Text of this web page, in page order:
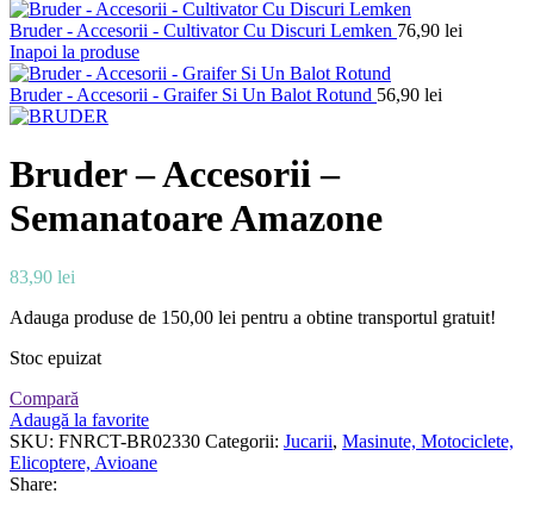
Bruder - Accesorii - Cultivator Cu Discuri Lemken 76,90 lei
Inapoi la produse
Bruder - Accesorii - Graifer Si Un Balot Rotund 56,90 lei
Bruder – Accesorii –
Semanatoare Amazone
83,90 lei
Adauga produse de 150,00 lei pentru a obtine transportul gratuit!
Stoc epuizat
Compară
Adaugă la favorite
SKU: FNRCT-BR02330 Categorii: Jucarii, Masinute, Motociclete,
Elicoptere, Avioane
Share: